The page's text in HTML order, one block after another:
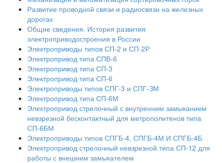
Развитие проводной связи и радиосвязи на железных
дорогах
Общие сведения. История развития
электроприводостроения в России
Электроприводы типов СП-2 и СП-2Р
Электропривод типа СПВ-6
Электропривод типа СП-3
Электропривод типа СП-6
Электроприводы типов СПГ-3 и СПГ-ЗМ
Электропривод типа СП-6М
Электропривод стрелочный с внутренним замыканием
невзрезной бесконтактный для метрополитенов типа
СП-6БМ
Электроприводы типов СПГБ-4, СПГБ-4М И СПГБ-4Б
Электропривод стрелочный невзрезной типа СП-12 для
работы с внешним замыкателем